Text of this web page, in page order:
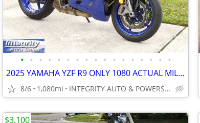
• • • • • • • • • • • • • • • • •
2025 YAMAHA YZF R9 ONLY 1080 ACTUAL MILES FLAWLESS BIKE NO BS FEES!!!!
8/6 1,080mi INTEGRITY AUTO & POWERSPORTS
$3,100